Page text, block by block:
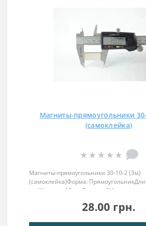
Магниты-прямоугольники
(самоклейка)
Магниты-прямоугольники 30-10-2 (3м)
(самоклейка)Форма:
ммШирина: 10 ммВысота:
Ni)Намагничивание: N38Сцепление
28.00 грн.